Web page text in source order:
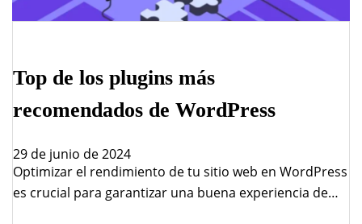
Top de los plugins más
recomendados de WordPress
29 de junio de 2024
Optimizar el rendimiento de tu sitio web en WordPress
es crucial para garantizar una buena experiencia de